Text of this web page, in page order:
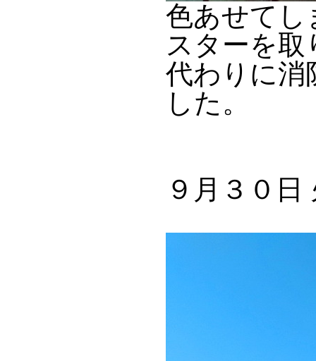
色あせてし
スターを
代わりに消
した。
９月３０日